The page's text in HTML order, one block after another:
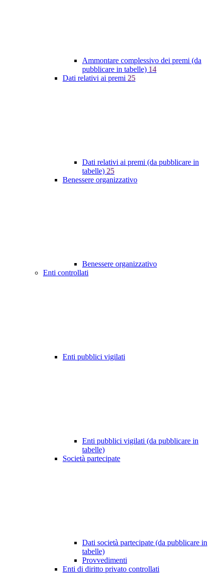
Ammontare complessivo dei premi (da
pubblicare in tabelle) 14
Dati relativi ai premi 25
Dati relativi ai premi (da pubblicare in
tabelle) 25
Benessere organizzativo
Benessere organizzativo
Enti controllati
Enti pubblici vigilati
Enti pubblici vigilati (da pubblicare in
tabelle)
Società partecipate
Dati società partecipate (da pubblicare in
tabelle)
Provvedimenti
Enti di diritto privato controllati